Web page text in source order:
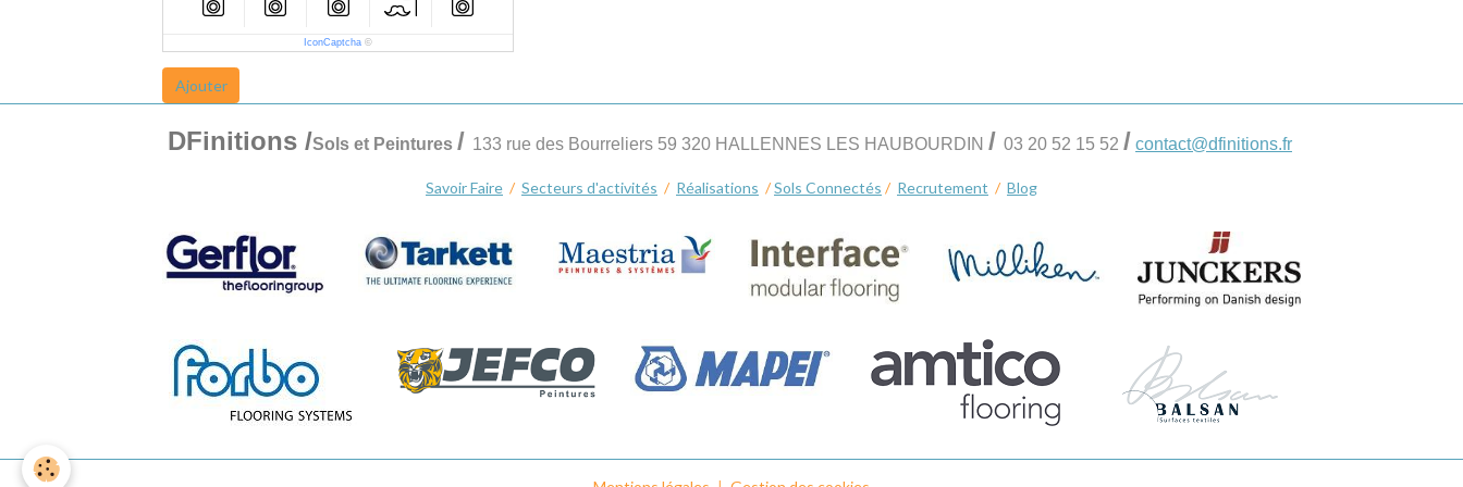
IconCaptcha ©
Ajouter
DFinitions /Sols et Peintures / 133 rue des Bourreliers 59 320 HALLENNES LES HAUBOURDIN / 03 20 52 15 52 / contact@dfinitions.fr
Savoir Faire / Secteurs d'activités / Réalisations /Sols Connectés / Recrutement / Blog